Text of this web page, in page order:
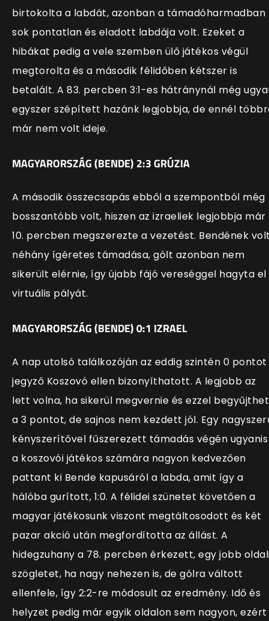
birtokolta a labdát, azonban a támadóharmadban
sok pontatlan és eladott labdája volt. Ezeket a
hibákat pedig a vele szemben ülő játékos végül
megtorolta és a második félidőben kétszer is
betalált. A 83. percben 3:1-es hátránynál még
egyszer szépített hazánk legjobbja, de ennél
már nem volt ideje.
MAGYARORSZÁG (BENDE) 2:3 GRÚZIA
A második összecsapás ebből a szempontból még
bosszantóbb volt, hiszen az izraeliek legjobbja már
10. percben megszerezte a vezetést. Bendének
néhány ígéretes támadása, gólt azonban nem
sikerült elérnie, így újabb fájó vereséggel hagyta el
virtuális pályát.
MAGYARORSZÁG (BENDE) 0:1 IZRAEL
A nap utolsó találkozóján az eddig szintén 0 pontot
jegyző Koszovó ellen bizonyíthatott. A legjobb az
lett volna, ha sikerül megvernie és ezzel
a 3 pontot, de sajnos nem kezdett jól. Egy
kényszerítővel fűszerezett támadás végén ugyanis
a koszovói játékos számára nagyon kedvezően
pattant ki Bende kapusáról a labda, amit így a
hálóba gurított, 1:0. A félidei szünetet követően a
magyar játékosunk viszont megtáltosodott és két
pazar akció után megfordította az állást. A
hidegzuhany a 78. percben érkezett, egy jobb
szögletet, ha nagy nehezen is, de gólra váltott
ellenfele, így 2:2-re módosult az eredmény. Idő és
helyzet pedig már egyik oldalon sem nagyon, ezért